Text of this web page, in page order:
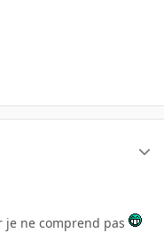
ne comprend pas